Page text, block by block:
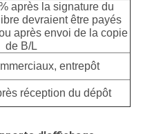
après la signature du
devraient être payés
après envoi de la copie
de B/L
entrepôt
réception du dépôt